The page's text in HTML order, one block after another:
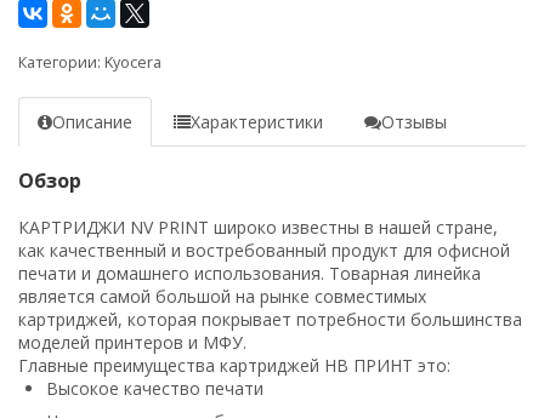
Категории: Kyocera
Описание Характеристики Отзывы
Обзор
КАРТРИДЖИ NV PRINT широко известны в нашей стране,
как качественный и востребованный продукт для офисной
печати и домашнего использования. Товарная линейка
является самой большой на рынке совместимых
картриджей, которая покрывает потребности большинства
моделей принтеров и МФУ.
Главные преимущества картриджей НВ ПРИНТ это:
Высокое качество печати